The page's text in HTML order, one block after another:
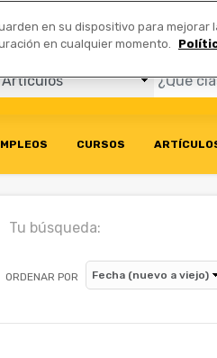
Comerciales
CURSOS
Tu búsqueda:
ORDENAR POR
en su dispositivo para mejorar
en cualquier momento.